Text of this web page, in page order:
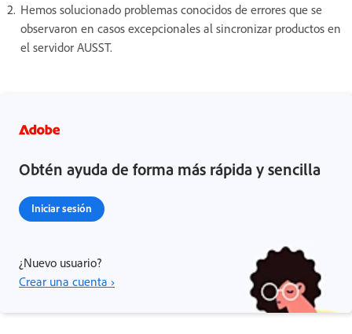
Hemos solucionado problemas conocidos de errores que se
observaron en casos excepcionales al sincronizar productos en
el servidor AUSST.
Obtén ayuda de forma más rápida y sencilla
Iniciar sesión
¿Nuevo usuario?
Crear una cuenta ›